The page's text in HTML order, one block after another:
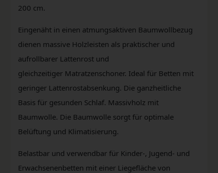
200 cm.
Eingenäht in einen atmungsaktiven Baumwollbezug
dienen massive Holzleisten als praktischer und
aufrollbarer Lattenrost und
gleichzeitiger Matratzenschoner. Ideal für Betten mit
geringer Lattenrostabsenkung. Die ganzheitliche
Basis für gesunden Schlaf. Massivholz mit
Baumwolle. Die Baumwolle sorgt für optimale
Belüftung und Klimatisierung.
Belastbar und verwendbar für Kinder-, Jugend- und
Erwachsenenbetten mit einer Liegefläche von